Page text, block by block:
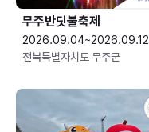
무주반딧불축제
2026.09.04~2026.09.12
전북특별자치도 무주군